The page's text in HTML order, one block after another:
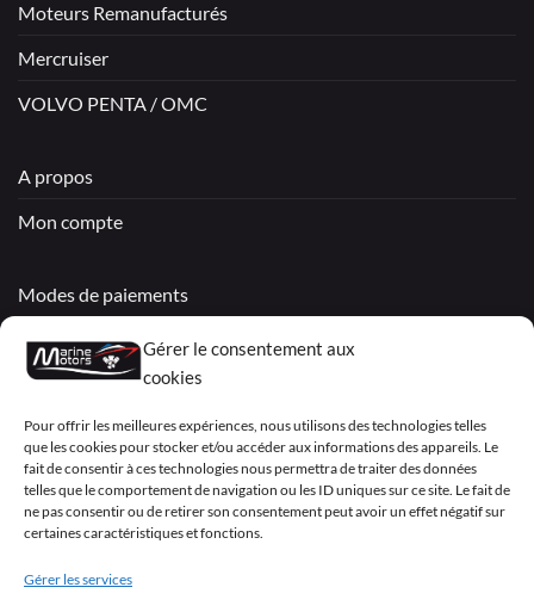
Gérer le consentement aux
cookies
Pour offrir les meilleures expériences, nous utilisons des technologies telles
que les cookies pour stocker et/ou accéder aux informations des appareils. Le
fait de consentir à ces technologies nous permettra de traiter des données
telles que le comportement de navigation ou les ID uniques sur ce site. Le fait de
ne pas consentir ou de retirer son consentement peut avoir un effet négatif sur
certaines caractéristiques et fonctions.
Gérer les services
Moteurs Remanufacturés
Mercruiser
VOLVO PENTA / OMC
A propos
Mon compte
Modes de paiements
Livraisons & Retours
Politique de confidentialité
Mentions légales
Conditions générales de vente – Garantie
Déclaration de confidentialité (UE)